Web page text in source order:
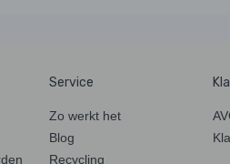
Service
Zo werkt het
Blog
Recycling